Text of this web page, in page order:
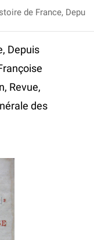
Depuis
Revue,
des